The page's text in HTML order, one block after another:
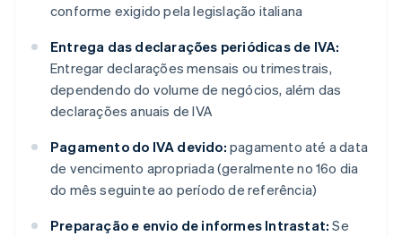
conforme exigido pela legislação italiana
Entrega das declarações periódicas de IVA:
Entregar declarações mensais ou trimestrais,
dependendo do volume de negócios, além das
declarações anuais de IVA
Pagamento do IVA devido: pagamento até a data
de vencimento apropriada (geralmente no 16o dia
do mês seguinte ao período de referência)
Preparação e envio de informes Intrastat: Se